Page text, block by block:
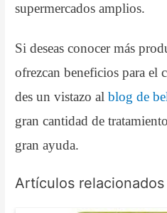
supermercados amplios.
Si deseas conocer más
ofrezcan beneficios para
des un vistazo alblog de
gran cantidad de
gran ayuda.
Artículos relacionados